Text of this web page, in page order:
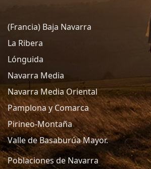
(Francia) Baja Navarra
La Ribera
Lónguida
Navarra Media
Navarra Media Oriental
Pamplona y Comarca
Pirineo-Montaña
Valle de Basaburúa Mayor.
Poblaciones de Navarra